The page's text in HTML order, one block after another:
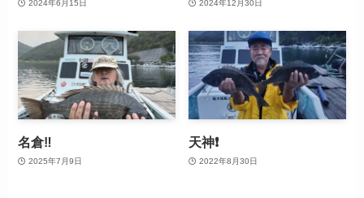
2024年6月15日 2024年12月30日
名倉‼️
2025年7月9日
天神❗
2022年8月30日